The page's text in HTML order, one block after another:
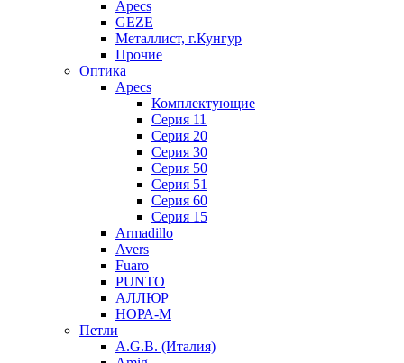
Apecs
GEZE
Металлист, г.Кунгур
Прочие
Оптика
Apecs
Комплектующие
Серия 11
Серия 20
Серия 30
Серия 50
Серия 51
Серия 60
Серия 15
Armadillo
Avers
Fuaro
PUNTO
АЛЛЮР
НОРА-М
Петли
A.G.B. (Италия)